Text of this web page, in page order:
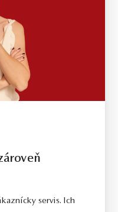
servis. Ich